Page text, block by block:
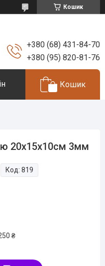
Кошик
+380 (68) 431-84-70
+380 (95) 820-81-76
Кошик
20х15х10см 3мм
Код:819
₴